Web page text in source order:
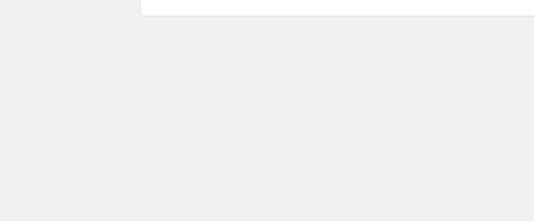
- curte de tip închis;